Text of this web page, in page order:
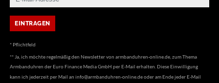
* Pflichtfeld
** Ja, ich möchte regelmäßig den Newsletter von armbanduhren-online.de, zum Thema
Armbanduhren der Euro Finance Media GmbH per E-Mail erhalten. Diese Einwilligung
kann ich jederzeit per Mail an info@armbanduhren-online.deoder am Ende jeder E-Mail